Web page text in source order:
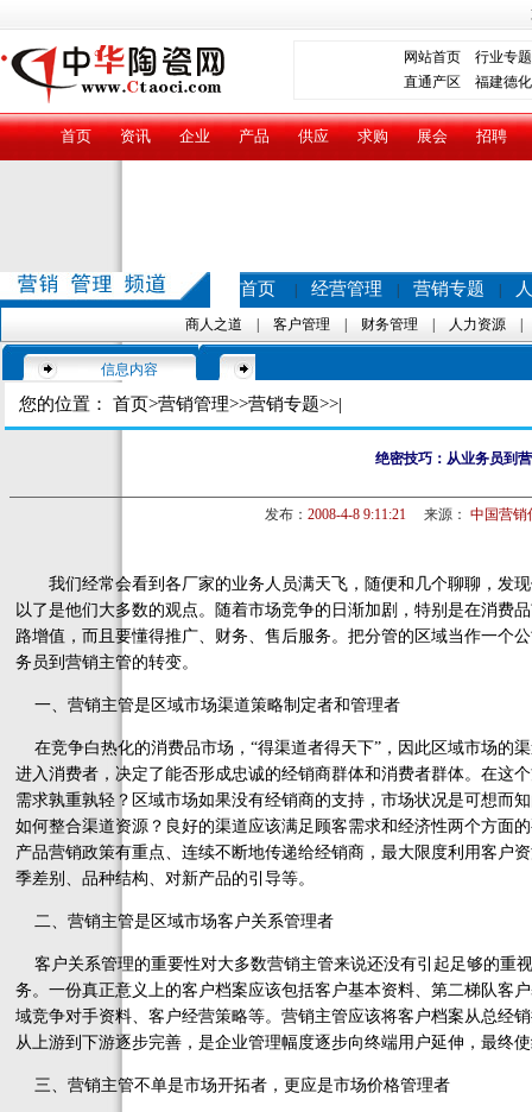
网站首页
行业专题
直通产区 福建德化
首页 资讯 企业 产品 供应 求购 展会 招聘
首页 经营管理 营销专题
商人之道 客户管理 财务管理 人力资源
信息内容
您的位置： 首页>营销管理>>营销专题>>|
绝密技巧：从业务员到
发布： 2008-4-8 9:11:21来源： 中国营销
我们经常会看到各厂家的业务人员满天飞，随便和几个聊聊，发
以了是他们大多数的观点。随着市场竞争的日渐加剧，特别是在消费
路增值，而且要懂得推广、财务、售后服务。把分管的区域当作一个
务员到营销主管的转变。
一、营销主管是区域市场渠道策略制定者和管理者
在竞争白热化的消费品市场，“得渠道者得天下”，因此区域市场的
进入消费者，决定了能否形成忠诚的经销商群体和消费者群体。在这
需求孰重孰轻？区域市场如果没有经销商的支持，市场状况是可想而
如何整合渠道资源？良好的渠道应该满足顾客需求和经济性两个方面
产品营销政策有重点、连续不断地传递给经销商，最大限度利用客户
季差别、品种结构、对新产品的引导等。
二、营销主管是区域市场客户关系管理者
客户关系管理的重要性对大多数营销主管来说还没有引起足够的重
务。一份真正意义上的客户档案应该包括客户基本资料、第二梯队客
域竞争对手资料、客户经营策略等。营销主管应该将客户档案从总经
从上游到下游逐步完善，是企业管理幅度逐步向终端用户延伸，最终
三、营销主管不单是市场开拓者，更应是市场价格管理者